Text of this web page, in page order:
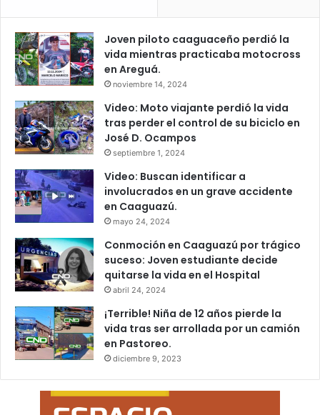
Joven piloto caaguaceño perdió la
vida mientras practicaba motocross
en Areguá.
noviembre 14, 2024
Video: Moto viajante perdió la vida
tras perder el control de su biciclo en
José D. Ocampos
septiembre 1, 2024
Video: Buscan identificar a
involucrados en un grave accidente
en Caaguazú.
mayo 24, 2024
Conmoción en Caaguazú por trágico
suceso: Joven estudiante decide
quitarse la vida en el Hospital
abril 24, 2024
¡Terrible! Niña de 12 años pierde la
vida tras ser arrollada por un camión
en Pastoreo.
diciembre 9, 2023